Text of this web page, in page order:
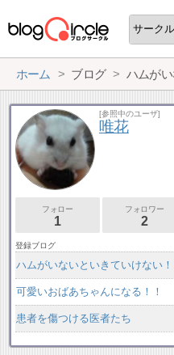
ホーム ブログ ハムが
[参照中のユーザ]
唯花
フォロー
1
フォロワー
2
登録ブログ
ハムがいないといきていけない！
可愛いおばあちゃんになる！！
患者を傷つける医者たち